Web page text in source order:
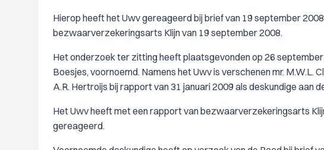
Hierop heeft het Uwv gereageerd bij brief van 19 september
bezwaarverzekeringsarts Klijn van 19 september 2008.
Het onderzoek ter zitting heeft plaatsgevonden op 26
Boesjes, voornoemd. Namens het Uwv is verschenen mr.
A.R. Hertroijs bij rapport van 31 januari 2009 als deskundige aan
Het Uwv heeft met een rapport van bezwaarverzekeringsarts
gereageerd.